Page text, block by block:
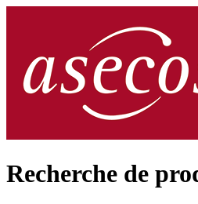
Recherche de